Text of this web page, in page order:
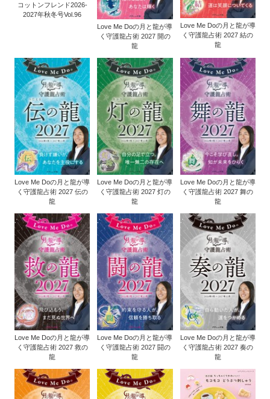
コットンフレンド2026-
2027年秋冬号Vol.96
Love Me Doの月と龍が導
く守護龍占術 2027 開の
龍
Love Me Doの月と龍が導
く守護龍占術 2027 結の
龍
Love Me Doの月と龍が導
く守護龍占術 2027 伝の
龍
Love Me Doの月と龍が導
く守護龍占術 2027 灯の
龍
Love Me Doの月と龍が導
く守護龍占術 2027 舞の
龍
Love Me Doの月と龍が導
く守護龍占術 2027 救の
龍
Love Me Doの月と龍が導
く守護龍占術 2027 闘の
龍
Love Me Doの月と龍が導
く守護龍占術 2027 奏の
龍